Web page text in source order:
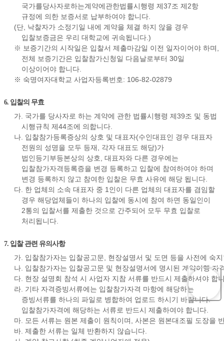
국가를당사자로하는계약에관한법률시행령 제37조 제2항
규정에 의한 보증서로 납부하여야 합니다.
(단, 낙찰자가 소정기일 내에 계약을 체결 하지 않을 경우
입찰보증금은 우리 대학교에 귀속됩니다.)
※ 보증기간의 시작일은 입찰서 제출마감일 이전 일자이어야 하며,
전체 보증기간은 입찰참가신청일 다음날로부터 30일
이상이어야 합니다.
※ 숙명여자대학교 사업자등록번호: 106-82-02879
6. 입찰의 무효
가. 국가를 당사자로 하는 계약에 관한 법률시행령 제39조 및 동법
시행규칙 제44조에 의합니다.
나. 입찰참가등록증상의 상호 및 대표자(수인대표인 경우 대표자
전원의 성명을 모두 등재, 각자 대표도 해당)가
법인등기부등본상의 상호, 대표자와 다른 경우에는
입찰참가자격등록증을 변경 등록하고 입찰에 참여하여야 하며
변경 등록하지 않고 참여한 입찰은 무효 사유에 해당 됩니다.
다. 한 업체의 소속 대표자 중 1인이 다른 업체의 대표자를 겸임할
경우 해당업체들이 하나의 입찰에 동시에 참여 하면 동일인이
2통의 입찰서를 제출한 것으로 간주되어 모두 무효 입찰로
처리됩니다.
7. 입찰 관련 유의사항
가. 입찰참가자는 입찰공고문, 현장설명서 및 도면 등을 사전에 숙
나. 입찰참가자는 입찰공고문 및 현장설명서에 명시된 계약이행
다. 현장 설명회 참석 시 사업자 지참 서류를 반드시 제출하셔야 합
라. 기타 자격증빙서류에는 입찰참가자격 마항에 해당하는
증빙서류를 하나의 파일로 병합하여 업로드 하시기 바랍니다.
입찰참가자격에 해당하는 서류로 반드시 제출하여야 합니다.
마. 모든 서류는 원본 제출이 원칙이며, 사본은 원본대조필 도장을
바. 제출한 서류는 일체 반환하지 않습니다.